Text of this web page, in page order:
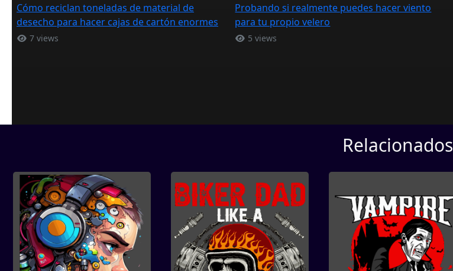
Cómo reciclan toneladas de material de
desecho para hacer cajas de cartón enormes
7 views
Probando si realmente puedes hacer viento
para tu propio velero
5 views
Relacionados